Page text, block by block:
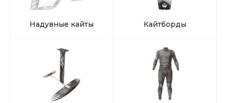
Надувные кайты Кайтборды